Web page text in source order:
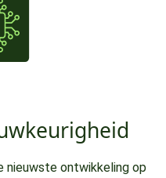
nieuwste ontwikkeling op